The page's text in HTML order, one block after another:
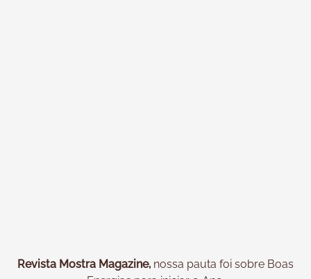
Revista Mostra Magazine, nossa pauta foi sobre Boas